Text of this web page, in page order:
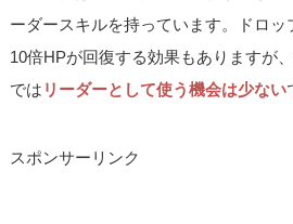
ーダースキルを持っています。ドロ
10倍HPが回復する効果もありますが
では リーダーとして使う機会は少ない
スポンサーリンク